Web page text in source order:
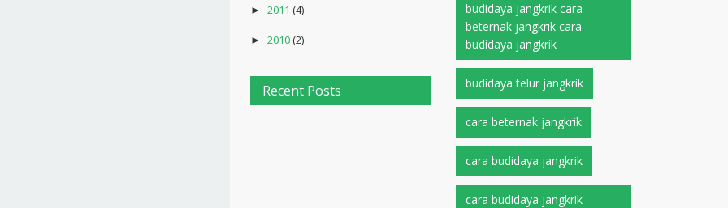
► 2011 (4)
► 2010(2)
Recent Posts
budidaya jangkrik cara
beternak jangkrik cara
budidaya jangkrik
budidaya telur jangkrik
cara beternak jangkrik
cara budidaya jangkrik
cara budidaya jangkrik